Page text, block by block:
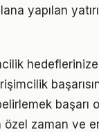
yapılan
hedeflerinize
başarı
zaman ve